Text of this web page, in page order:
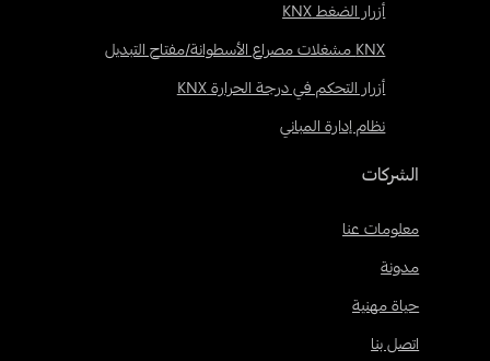
أزرار الضغط KNX
KNX مشغلات مصراع الأسطوانة/مفتاح التبديل
أزرار التحكم في درجة الحرارة KNX
نظام إدارة المباني
الشركات
معلومات عنا
مدونة
حياة مهنية
اتصل بنا